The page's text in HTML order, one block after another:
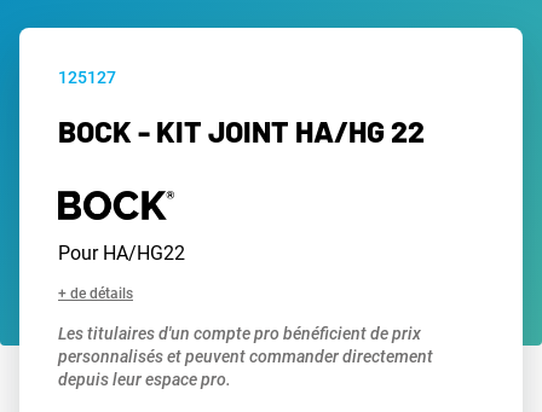
125127
BOCK - KIT JOINT HA/HG 22
Pour HA/HG22
+ de détails
Les titulaires d'un compte pro bénéficient de prix
personnalisés et peuvent commander directement
depuis leur espace pro.